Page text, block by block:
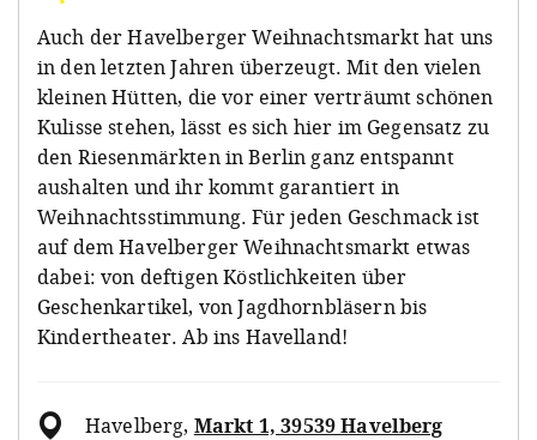
Auch der Havelberger Weihnachtsmarkt hat uns
in den letzten Jahren überzeugt. Mit den vielen
kleinen Hütten, die vor einer verträumt schönen
Kulisse stehen, lässt es sich hier im Gegensatz zu
den Riesenmärkten in Berlin ganz entspannt
aushalten und ihr kommt garantiert in
Weihnachtsstimmung. Für jeden Geschmack ist
auf dem Havelberger Weihnachtsmarkt etwas
dabei: von deftigen Köstlichkeiten über
Geschenkartikel, von Jagdhornbläsern bis
Kindertheater. Ab ins Havelland!
Havelberg, Markt 1, 39539 Havelberg